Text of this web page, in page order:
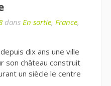
dans En sortie, France,
dix ans une ville
son château construit
un siècle le centre